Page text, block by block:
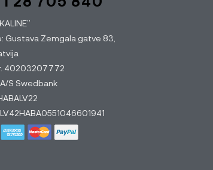
Gustava Zemgala gatve 83,
40203207772
S Swedbank